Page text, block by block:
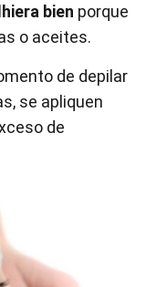
bien porque
o aceites.
de depilar
se apliquen
de